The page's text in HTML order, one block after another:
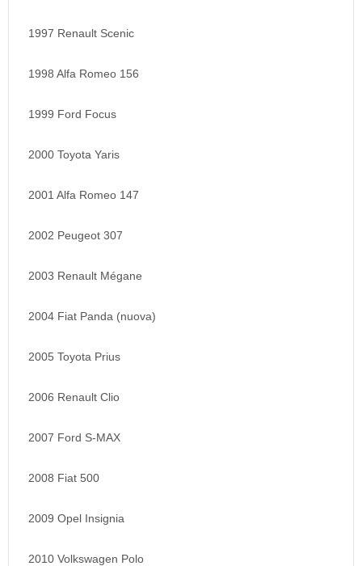
1997 Renault Scenic
1998 Alfa Romeo 156
1999 Ford Focus
2000 Toyota Yaris
2001 Alfa Romeo 147
2002 Peugeot 307
2003 Renault Mégane
2004 Fiat Panda (nuova)
2005 Toyota Prius
2006 Renault Clio
2007 Ford S-MAX
2008 Fiat 500
2009 Opel Insignia
2010 Volkswagen Polo